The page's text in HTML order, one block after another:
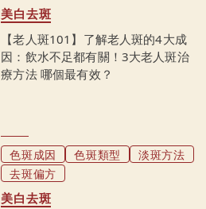
美白去斑
【老人斑101】了解老人斑的4大成
因：飲水不足都有關！3大老人斑治
療方法 哪個最有效？
色斑成因 色斑類型
淡斑方法
去斑偏方
美白去斑